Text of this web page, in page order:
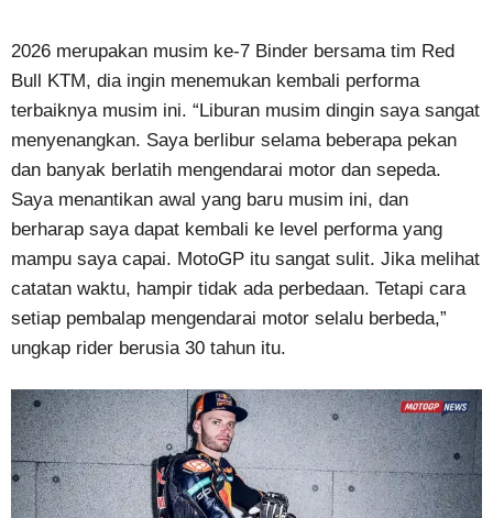
2026 merupakan musim ke-7 Binder bersama tim Red
Bull KTM, dia ingin menemukan kembali performa
terbaiknya musim ini. “Liburan musim dingin saya sangat
menyenangkan. Saya berlibur selama beberapa pekan
dan banyak berlatih mengendarai motor dan sepeda.
Saya menantikan awal yang baru musim ini, dan
berharap saya dapat kembali ke level performa yang
mampu saya capai. MotoGP itu sangat sulit. Jika melihat
catatan waktu, hampir tidak ada perbedaan. Tetapi cara
setiap pembalap mengendarai motor selalu berbeda,”
ungkap rider berusia 30 tahun itu.